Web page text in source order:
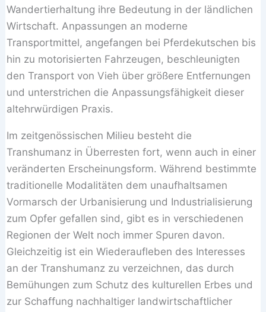
Wandertierhaltung ihre Bedeutung in der ländlichen
Wirtschaft. Anpassungen an moderne
Transportmittel, angefangen bei Pferdekutschen bis
hin zu motorisierten Fahrzeugen, beschleunigten
den Transport von Vieh über größere Entfernungen
und unterstrichen die Anpassungsfähigkeit dieser
altehrwürdigen Praxis.
Im zeitgenössischen Milieu besteht die
Transhumanz in Überresten fort, wenn auch in einer
veränderten Erscheinungsform. Während bestimmte
traditionelle Modalitäten dem unaufhaltsamen
Vormarsch der Urbanisierung und Industrialisierung
zum Opfer gefallen sind, gibt es in verschiedenen
Regionen der Welt noch immer Spuren davon.
Gleichzeitig ist ein Wiederaufleben des Interesses
an der Transhumanz zu verzeichnen, das durch
Bemühungen zum Schutz des kulturellen Erbes und
zur Schaffung nachhaltiger landwirtschaftlicher